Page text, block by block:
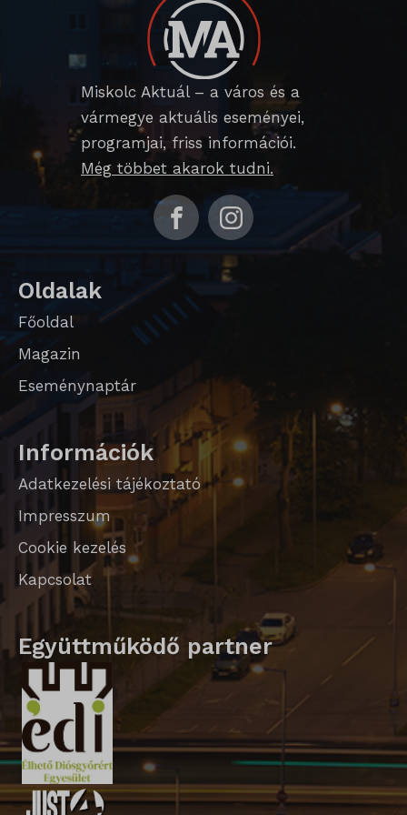
Miskolc Aktuál – a város és a
vármegye aktuális eseményei,
programjai, friss információi.
Még többet akarok tudni.
Oldalak
Főoldal
Magazin
Eseménynaptár
Információk
Adatkezelési tájékoztató
Impresszum
Cookie kezelés
Kapcsolat
Együttműködő partner
litespeed_qc_hide_banner
perf_*
SL_GWPT_Show_Hide_tmp
SL_wptGlobTipTmp
SLO_G_WPT_TO
SLO_GWPT_Show_Hide_tmp